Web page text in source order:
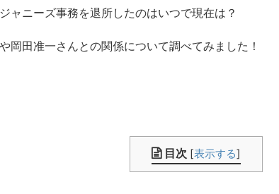
ャニーズ事務を退所したのはいつで現在は？
岡田准一さんとの関係について調べてみました！
目次 [表示する]